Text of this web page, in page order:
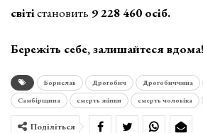
світістановить 9 228 460 осіб.
Бережіть себе, залишайтеся вдома!
Борислав Дрогобич Дрогобиччина
Самбірщина
смерть жінки смерть чоловіка
Поділіться